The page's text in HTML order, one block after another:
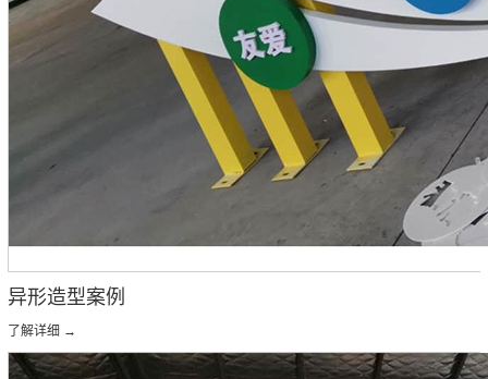
异形造型案例
了解详细